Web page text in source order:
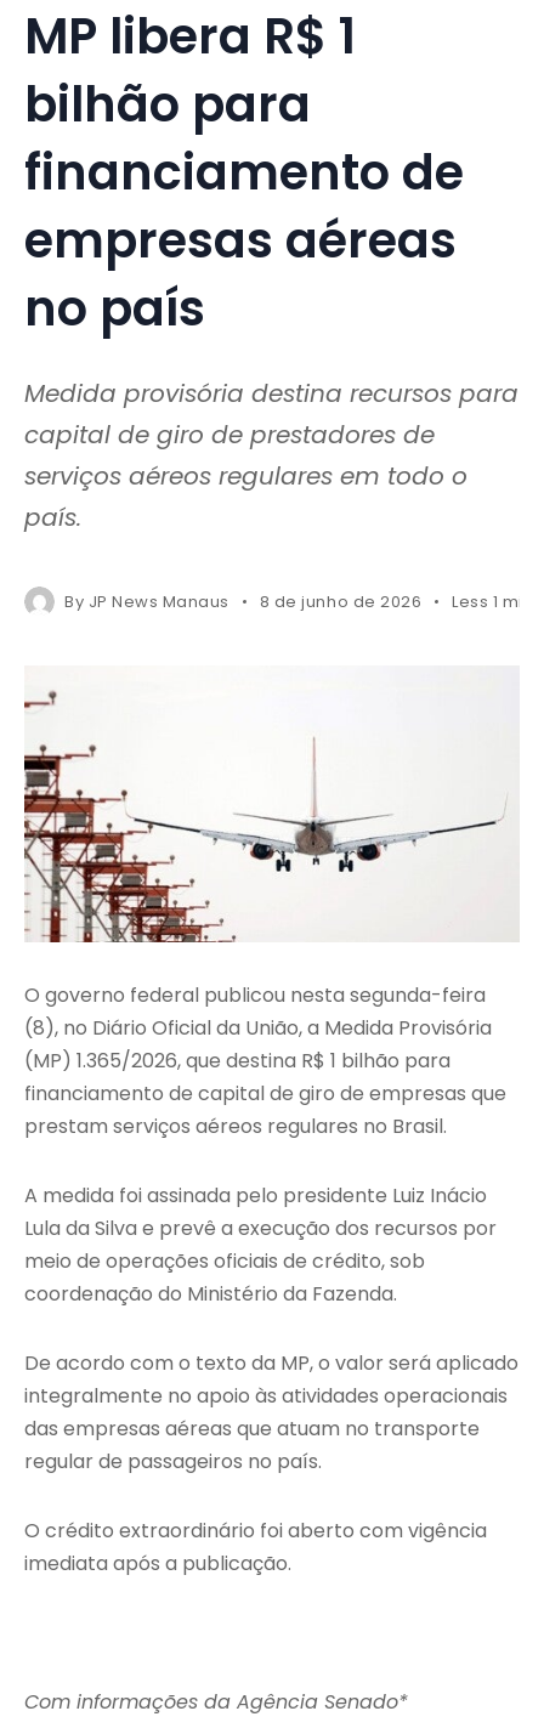
MP libera R$ 1
bilhão para
financiamento de
empresas aéreas
no país
Medida provisória destina recursos para
capital de giro de prestadores de
serviços aéreos regulares em todo o
país.
By JP News Manaus 8 de junho de 2026 Less 1 min
O governo federal publicou nesta segunda-feira
(8), no Diário Oficial da União, a Medida Provisória
(MP) 1.365/2026, que destina R$ 1 bilhão para
financiamento de capital de giro de empresas que
prestam serviços aéreos regulares no Brasil.
A medida foi assinada pelo presidente Luiz Inácio
Lula da Silva e prevê a execução dos recursos por
meio de operações oficiais de crédito, sob
coordenação do Ministério da Fazenda.
De acordo com o texto da MP, o valor será aplicado
integralmente no apoio às atividades operacionais
das empresas aéreas que atuam no transporte
regular de passageiros no país.
O crédito extraordinário foi aberto com vigência
imediata após a publicação.
Com informações da Agência Senado*